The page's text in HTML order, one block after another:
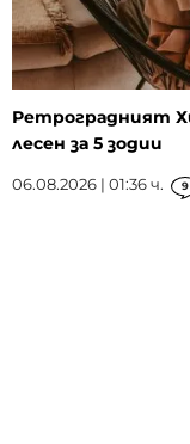
Ретроградният
лесен за 5 зодии
06.08.2026 | 01:36 ч. 9